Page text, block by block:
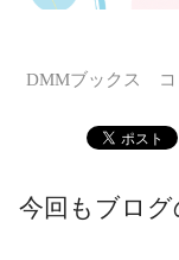
DMMブックス コ
今回もブログ